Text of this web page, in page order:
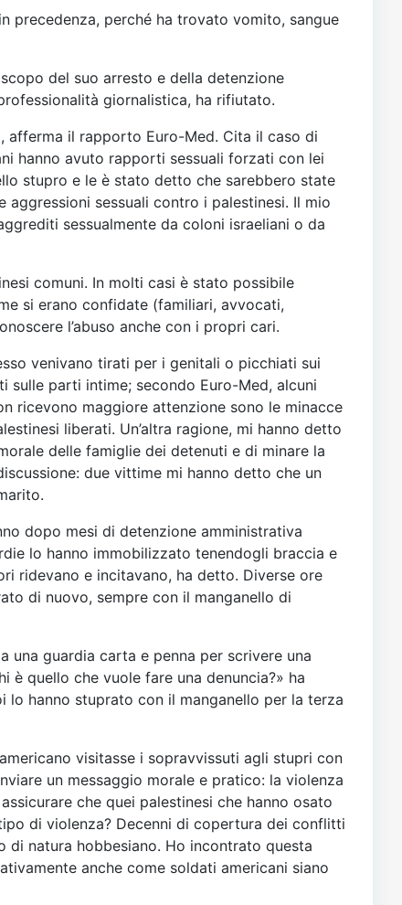
precedenza, perché ha trovato vomito, sangue
del suo arresto e della detenzione
giornalistica, ha rifiutato.
afferma il rapporto Euro-Med. Cita il caso di
hanno avuto rapporti sessuali forzati con lei
stupro e le è stato detto che sarebbero state
sessuali contro i palestinesi. Il mio
sessualmente da coloni israeliani o da
comuni. In molti casi è stato possibile
si erano confidate (familiari, avvocati,
l’abuso anche con i propri cari.
venivano tirati per i genitali o picchiati sui
parti intime; secondo Euro-Med, alcuni
ricevono maggiore attenzione sono le minacce
liberati. Un’altra ragione, mi hanno detto
delle famiglie dei detenuti e di minare la
due vittime mi hanno detto che un
dopo mesi di detenzione amministrativa
lo hanno immobilizzato tenendogli braccia e
ridevano e incitavano, ha detto. Diverse ore
di nuovo, sempre con il manganello di
una guardia carta e penna per scrivere una
è quello che vuole fare una denuncia?» ha
lo hanno stuprato con il manganello per la terza
visitasse i sopravvissuti agli stupri con
un messaggio morale e pratico: la violenza
che quei palestinesi che hanno osato
di violenza? Decenni di copertura dei conflitti
di natura hobbesiano. Ho incontrato questa
anche come soldati americani siano